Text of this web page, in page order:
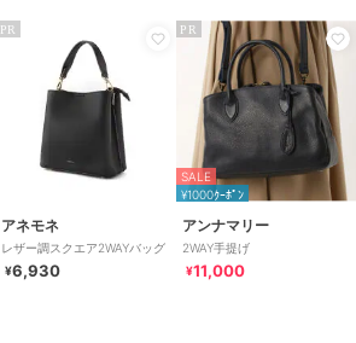
PR
アネモネ
レザー調スクエア2WAYバッグ
¥6,930
PR
SALE
¥1000ｸｰﾎﾟﾝ
アンナマリー
2WAY手提げ
¥11,000